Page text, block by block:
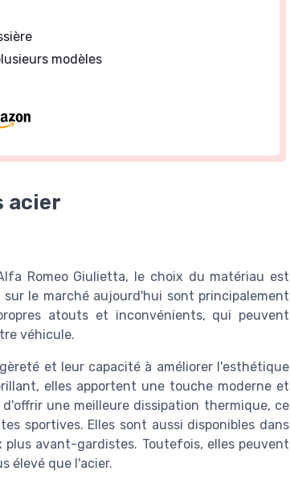
modèles
acier
Romeo Giulietta, le choix du matériau est
le marché aujourd'hui sont principalement
atouts et inconvénients, qui peuvent
véhicule.
et leur capacité à améliorer l'esthétique
elles apportent une touche moderne et
une meilleure dissipation thermique, ce
sportives. Elles sont aussi disponibles dans
avant-gardistes. Toutefois, elles peuvent
élevé que l'acier.